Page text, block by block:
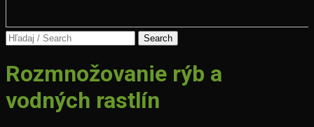
Search
Osvetlenie
akvária
Rozmnožovanie rýb a
vodných rastlín